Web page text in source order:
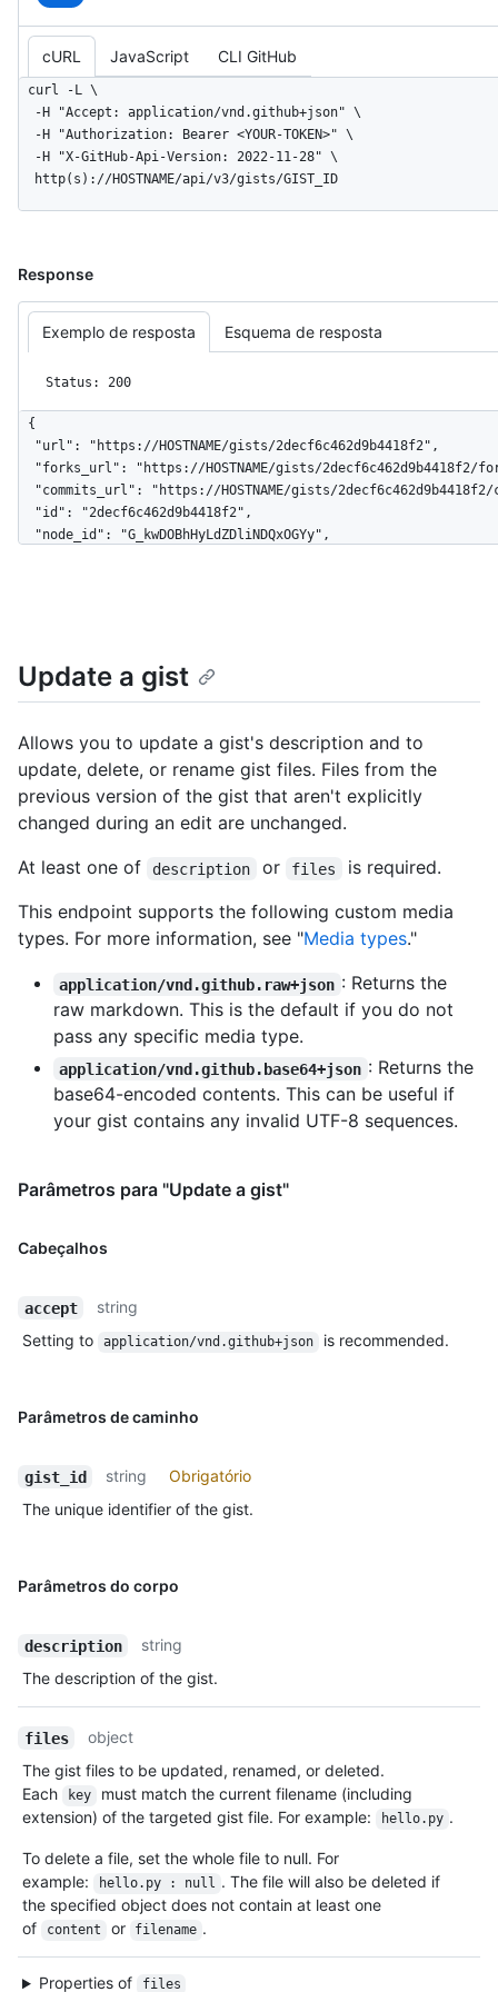
cURL JavaScript CLI GitHub
curl -L \
  http(s)://HOSTNAME/api/v3/gists/GIST_ID
Response
Exemplo de resposta Esquema de resposta
Status: 200
{
      "filename": "README.md",
      "type": "text/markdown",
      "raw_url":
"https://gist.githubusercontent.com/monalisa/
      "size": 23,
      "truncated": false,
      "content": "Hello world from GitHub"
  },
  "created_at": "2022-09-20T12:11:58Z",
  "updated_at": "2022-09-21T10:28:06Z",
    "login": "monalisa",
    "url": "https://HOSTNAME/users/monalisa",
    "html_url": "https://github.com/monalisa",
    "following_url": "https://HOSTNAME/users/monalisa/following{/other_user}",
    "subscriptions_url": "https://HOSTNAME/users/monalisa/subscriptions",
    "organizations_url": "https://HOSTNAME/users/monalisa/orgs",
    "type": "User",
  "forks": [],
  "history": [
        "login": "monalisa",
        "avatar_url": "https://avatars.githubusercontent.com/u/104456405?v=4",
        "gravatar_id": "",
        "followers_url": "https://HOSTNAME/users/monalisa/followers",
        "gists_url": "https://HOSTNAME/users/monalisa/gists{/gist_id}",
        "starred_url": "https://HOSTNAME/users/monalisa/starred{/owner}{/repo}",
        "subscriptions_url": "https://HOSTNAME/users/monalisa/subscriptions",
        "repos_url": "https://HOSTNAME/users/monalisa/repos",
        "events_url": "https://HOSTNAME/users/monalisa/events{/privacy}",
        "received_events_url": "https://HOSTNAME/users/monalisa/received_events",
        "type": "User",
        "site_admin": true
      },
Update a gist
Allows you to update a gist's description and to
update, delete, or rename gist files. Files from the
previous version of the gist that aren't explicitly
changed during an edit are unchanged.
At least one of
description or files
is required.
This endpoint supports the following custom media
types. For more information, see "Media types."
application/vnd.github.raw+json : Returns the
raw markdown. This is the default if you do not
pass any specific media type.
application/vnd.github.base64+json : Returns the
base64-encoded contents. This can be useful if
your gist contains any invalid UTF-8 sequences.
Parâmetros para "Update a gist"
Cabeçalhos
accept
string
Setting to
application/vnd.github+json is recommended.
Parâmetros de caminho
gist_id string
Obrigatório
The unique identifier of the gist.
Parâmetros do corpo
description
string
The description of the gist.
files
object
The gist files to be updated, renamed, or deleted.
Each
key
must match the current filename (including
extension) of the targeted gist file. For example:
hello.py .
To delete a file, set the whole file to null. For
example:
hello.py : null . The file will also be deleted if
the specified object does not contain at least one
of
content or filename .
Properties of files